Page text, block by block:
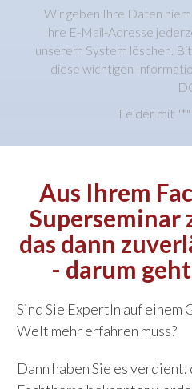
Wir geben Ihre Daten
Ihre E-Mail-Adresse
unserem System löschen.
diese wichtigen
Felder mit
Aus Ihrem
Superseminar
das dann
- darum
Sind Sie ExpertIn auf einem
Welt mehr erfahren muss?
Dann haben Sie es verdient,